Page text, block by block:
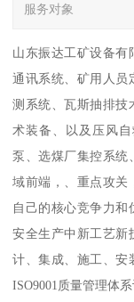
服务对象
山东振达工矿设备有
通讯系统、矿用人员
测系统、瓦斯抽排技
术装备、以及压风
泵、选煤厂集控系统
域前端，、重点攻关
自己的核心竞争力
安全生产中新工艺新
计、集成、施工、安
ISO9001质量管理体